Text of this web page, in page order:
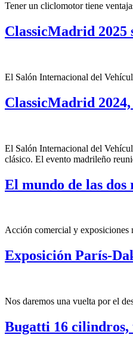
Tener un cliclomotor tiene
ClassicMadrid 2025
El Salón Internacional del
ClassicMadrid
El Salón Internacional del
clásico. El evento madrileño
El mundo de las dos
Acción comercial y exposiciones
Exposición París-
Nos daremos una vuelta por el
Bugatti 16 cilindros,